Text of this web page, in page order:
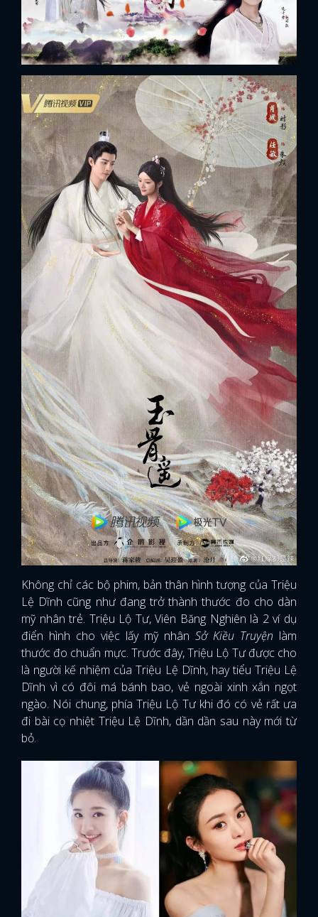
Không chỉ các bộ phim, bản thân hình tượng của Triệu
Lệ Dĩnh cũng như đang trở thành thước đo cho dàn
mỹ nhân trẻ. Triệu Lộ Tư, Viên Băng Nghiên là 2 ví dụ
điển hình cho việc lấy mỹ nhân Sở Kiều Truyện làm
thước đo chuẩn mực. Trước đây, Triệu Lộ Tư được cho
là người kế nhiệm của Triệu Lệ Dĩnh, hay tiểu Triệu Lệ
Dĩnh vì có đôi má bánh bao, vẻ ngoài xinh xắn ngọt
ngào. Nói chung, phía Triệu Lộ Tư khi đó có vẻ rất ưa
đi bài cọ nhiệt Triệu Lệ Dĩnh, dần dần sau này mới từ
bỏ.